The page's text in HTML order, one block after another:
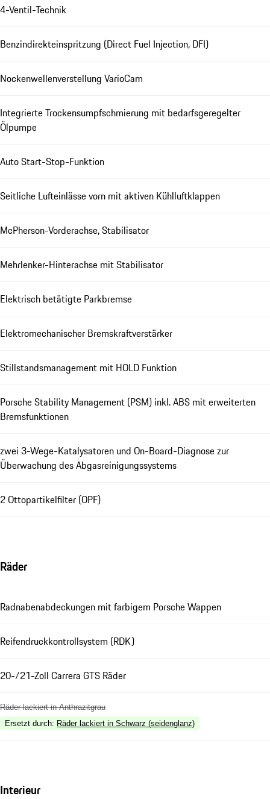
4-Ventil-Technik
Benzindirekteinspritzung (Direct Fuel Injection, DFI)
Nockenwellenverstellung VarioCam
Integrierte Trockensumpfschmierung mit bedarfsgeregelter
Ölpumpe
Auto Start-Stop-Funktion
Seitliche Lufteinlässe vorn mit aktiven Kühlluftklappen
McPherson-Vorderachse, Stabilisator
Mehrlenker-Hinterachse mit Stabilisator
Elektrisch betätigte Parkbremse
Elektromechanischer Bremskraftverstärker
Stillstandsmanagement mit HOLD Funktion
Porsche Stability Management (PSM) inkl. ABS mit erweiterten
Bremsfunktionen
zwei 3-Wege-Katalysatoren und On-Board-Diagnose zur
Überwachung des Abgasreinigungssystems
2 Ottopartikelfilter (OPF)
Räder
Radnabenabdeckungen mit farbigem Porsche Wappen
Reifendruckkontrollsystem (RDK)
20-/21-Zoll Carrera GTS Räder
Räder lackiert in Anthrazitgrau
Ersetzt durch: Räder lackiert in Schwarz (seidenglanz)
Interieur